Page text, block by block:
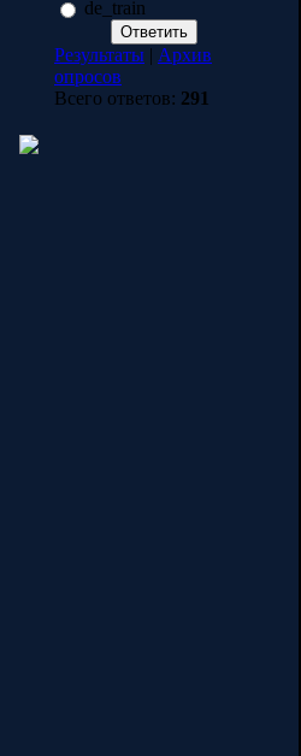
de_train
Результаты | Архив
опросов
Всего ответов: 291